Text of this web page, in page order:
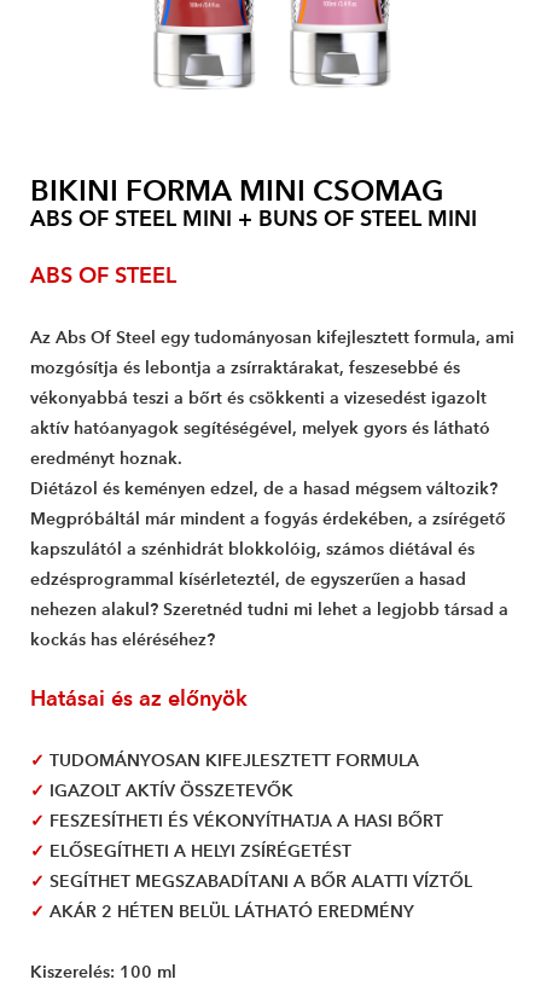
BIKINI FORMA MINI CSOMAG
ABS OF STEEL MINI + BUNS OF STEEL MINI
ABS OF STEEL
Az Abs Of Steel egy tudományosan kifejlesztett formula, ami
mozgósítja és lebontja a zsírraktárakat, feszesebbé és
vékonyabbá teszi a bőrt és csökkenti a vizesedést igazolt
aktív hatóanyagok segítéségével, melyek gyors és látható
eredményt hoznak.
Diétázol és keményen edzel, de a hasad mégsem változik?
Megpróbáltál már mindent a fogyás érdekében, a zsírégető
kapszulától a szénhidrát blokkolóig, számos diétával és
edzésprogrammal kísérleteztél, de egyszerűen a hasad
nehezen alakul? Szeretnéd tudni mi lehet a legjobb társad a
kockás has eléréséhez?
Hatásai és az előnyök
✓ TUDOMÁNYOSAN KIFEJLESZTETT FORMULA
✓ IGAZOLT AKTÍV ÖSSZETEVŐK
✓ FESZESÍTHETI ÉS VÉKONYÍTHATJA A HASI BŐRT
✓ ELŐSEGÍTHETI A HELYI ZSÍRÉGETÉST
✓ SEGÍTHET MEGSZABADÍTANI A BŐR ALATTI VÍZTŐL
✓ AKÁR 2 HÉTEN BELÜL LÁTHATÓ EREDMÉNY
Kiszerelés: 100 ml